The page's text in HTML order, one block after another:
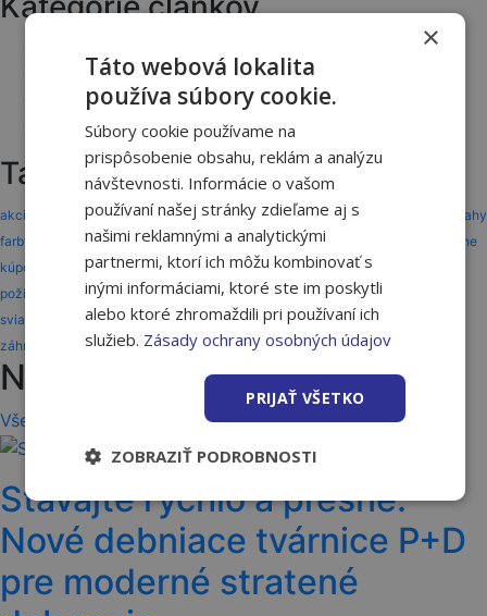
Ako na to
Tipy a triky
Vernostný program
Tagy
akcia ASAS benefit benefity darčeky dom drevo dvere
dvere a podlahy
farby a laky
gardena interiér karta partnera karta zákazníka
kúpeľne
kúpeľňa
kúrenie lepidlo nakupuj a užívaj náradie odmeny otváracie hodiny
požičovňa
služby solodoor stavba strecha a fasáda strechy strešné okná
sviatky
vernostné programy vernostný program vianoce vivo
záhrada
záhrada a okolie zľava
Novinky, tipy a triky
Všetky články
Stavajte rýchlo a presne:
Nové debniace tvárnice P+D
pre moderné stratené
×
Táto webová lokalita
používa súbory cookie.
Súbory cookie používame na
prispôsobenie obsahu, reklám a analýzu
návštevnosti. Informácie o vašom
používaní našej stránky zdieľame aj s
našimi reklamnými a analytickými
partnermi, ktorí ich môžu kombinovať s
inými informáciami, ktoré ste im poskytli
alebo ktoré zhromaždili pri používaní ich
služieb. Zásady ochrany osobných údajov
PRIJAŤ VŠETKO
ZOBRAZIŤ PODROBNOSTI